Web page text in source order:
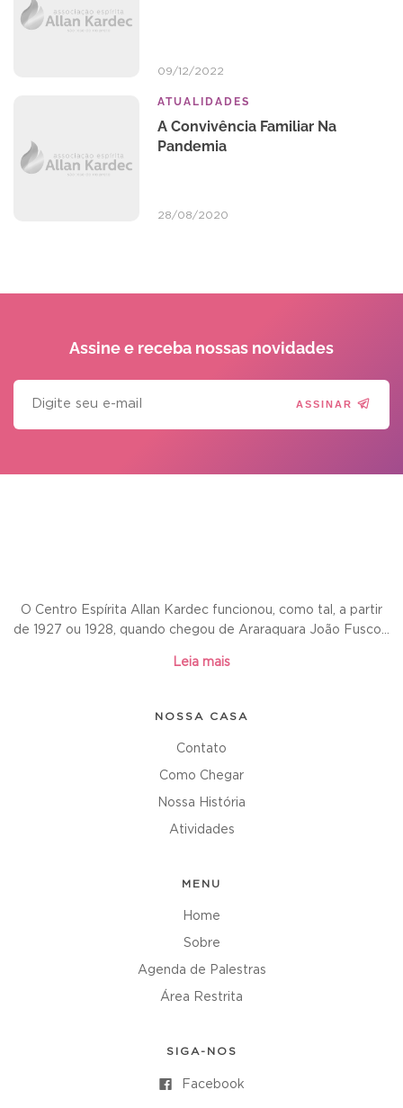
09/12/2022
ATUALIDADES
A Convivência Familiar Na
Pandemia
28/08/2020
Assine e receba nossas novidades
ASSINAR
O Centro Espírita Allan Kardec funcionou, como tal, a partir
de 1927 ou 1928, quando chegou de Araraquara João Fusco...
Leia mais
NOSSA CASA
Contato
Como Chegar
Nossa História
Atividades
MENU
Home
Sobre
Agenda de Palestras
Área Restrita
SIGA-NOS
Facebook